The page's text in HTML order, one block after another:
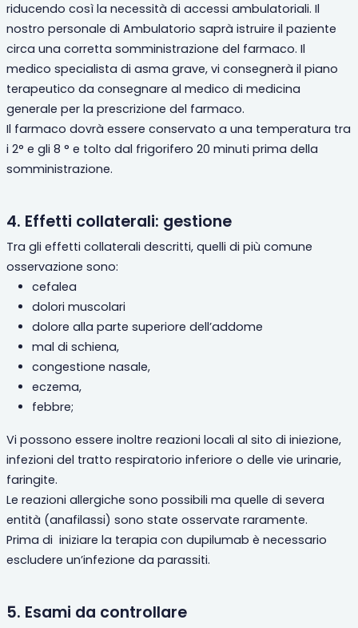
riducendo così la necessità di accessi ambulatoriali. Il
nostro personale di Ambulatorio saprà istruire il paziente
circa una corretta somministrazione del farmaco. Il
medico specialista di asma grave, vi consegnerà il piano
terapeutico da consegnare al medico di medicina
generale per la prescrizione del farmaco.
Il farmaco dovrà essere conservato a una temperatura tra
i 2° e gli 8 ° e tolto dal frigorifero 20 minuti prima della
somministrazione.
4. Effetti collaterali: gestione
Tra gli effetti collaterali descritti, quelli di più comune
osservazione sono:
cefalea
dolori muscolari
dolore alla parte superiore dell’addome
mal di schiena,
congestione nasale,
eczema,
febbre;
Vi possono essere inoltre reazioni locali al sito di iniezione,
infezioni del tratto respiratorio inferiore o delle vie urinarie,
faringite.
Le reazioni allergiche sono possibili ma quelle di severa
entità (anafilassi) sono state osservate raramente.
Prima di iniziare la terapia con dupilumab è necessario
escludere un’infezione da parassiti.
5. Esami da controllare